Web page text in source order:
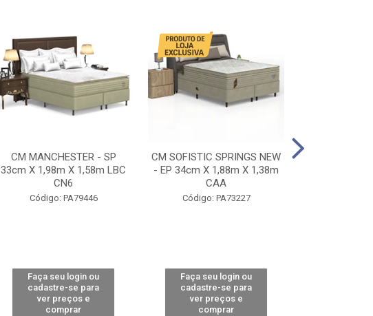
CM MANCHESTER - SP
33cm X 1,98m X 1,58m LBC
CN6
Código: PA79446
Faça seu login ou
cadastre-se para
ver preços e
comprar
CM SOFISTIC SPRINGS NEW
- EP 34cm X 1,88m X 1,38m
CAA
Código: PA73227
Faça seu login ou
cadastre-se para
ver preços e
comprar